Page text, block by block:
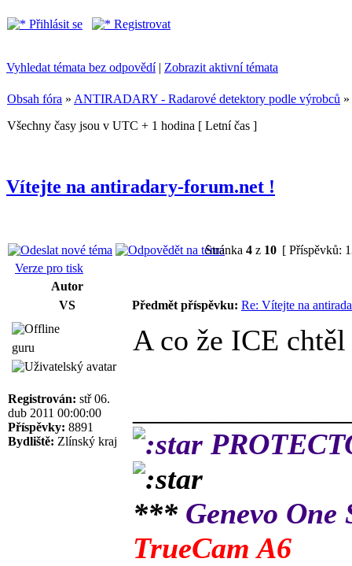
Přihlásit se Registrovat
Vyhledat témata bez odpovědí| Zobrazit aktivní témata
Obsah fóra » ANTIRADARY - Radarové detektory podle výrobců »
Všechny časy jsou v UTC + 1 hodina [ Letní čas ]
Vítejte na antiradary-forum.net !
Stránka 4 z 10 [ Příspěvků:
Verze pro tisk
Autor
VS
Předmět příspěvku: Re: Vítejte na
guru
Registrován: stř 06.
dub 2011 00:00:00
Příspěvky: 8891
Bydliště: Zlínský kraj
A co že ICE chtěl
*** Genevo One
TrueCam A6